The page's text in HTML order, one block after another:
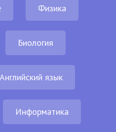
Физика
Биология
Английский язык
Информатика